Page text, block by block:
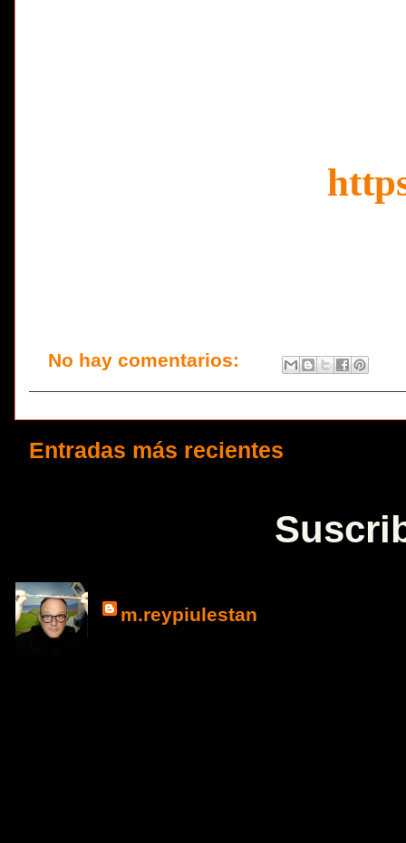
No hay comentarios:
Entradas más recientes
m.reypiulestan